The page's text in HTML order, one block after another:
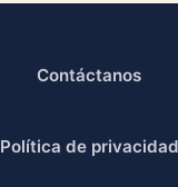
Contáctanos
Política de privacidad